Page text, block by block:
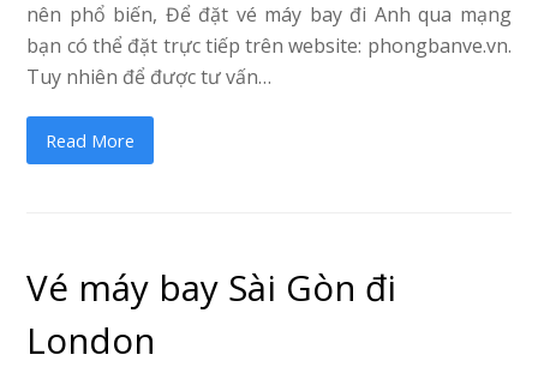
nên phổ biến, Để đặt vé máy bay đi Anh qua mạng
bạn có thể đặt trực tiếp trên website: phongbanve.vn.
Tuy nhiên để được tư vấn…
Read More
Vé máy bay Sài Gòn đi
London